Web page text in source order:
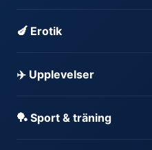
🍆 Erotik
✈️ Upplevelser
🏓 Sport & träning